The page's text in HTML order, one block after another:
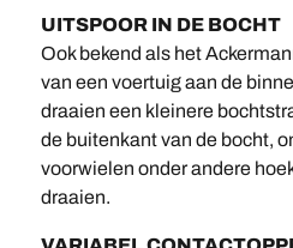
UITSPOOR IN DE BOCHT
Ook bekend als het
van een voertuig aan de
draaien een kleinere
de buitenkant van de bocht,
voorwielen onder andere
draaien.